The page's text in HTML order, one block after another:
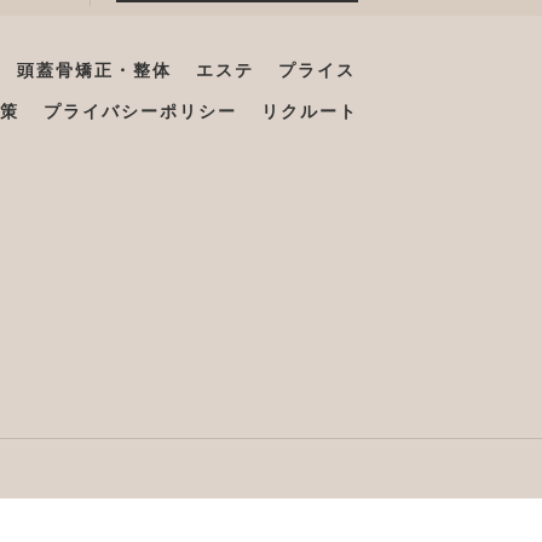
頭蓋骨矯正・整体 エステ プライス
プライバシーポリシー リクルート